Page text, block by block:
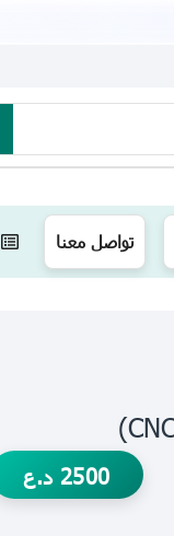
تواصل معنا
2500 د.ع